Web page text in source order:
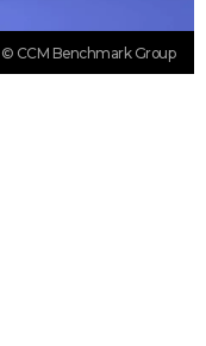
© CCM Benchmark Group